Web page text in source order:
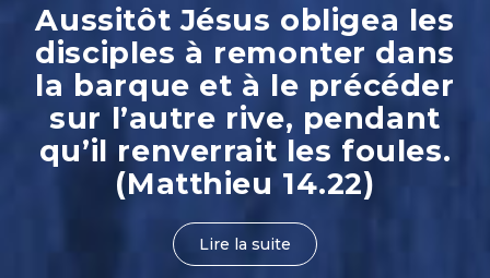
Aussitôt Jésus obligea les
disciples à remonter dans
la barque et à le précéder
sur l’autre rive, pendant
qu’il renverrait les foules.
(Matthieu 14.22)
Lire la suite